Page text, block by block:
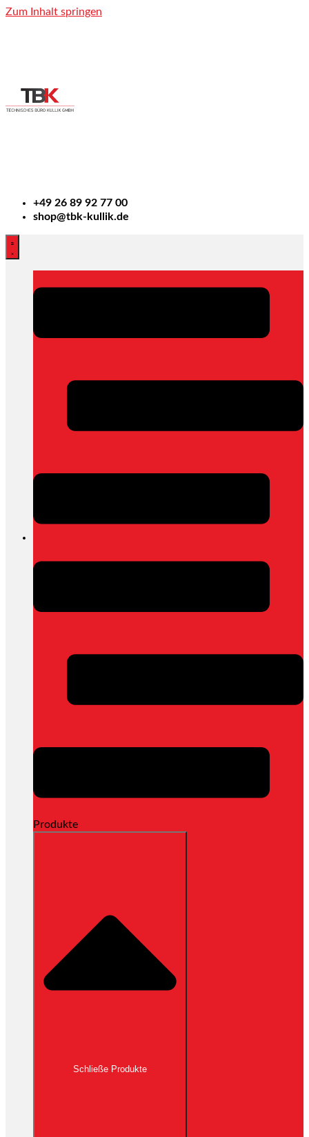
Zum Inhalt springen
+49 26 89 92 77 00
shop@tbk-kullik.de
Produkte
Schließe Produkte